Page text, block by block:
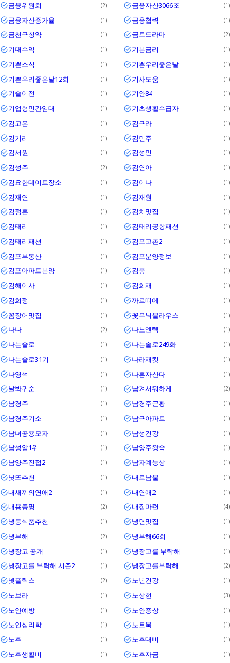
금융위원회 2 금융자산3066조 1
금융자산증가율 1 금융협력 1
금천구청약 1 금토드라마 2
기대수익 1 기본금리 1
기쁜소식 1 기쁜우리좋은날 1
기쁜우리좋은날12회 1 기사도움 1
기술이전 1 기안84 1
기업형민간임대 1 기초생활수급자 1
김고은 1 김구라 1
김기리 1 김민주 1
김서원 1 김성민 1
김성주 2 김연아 1
김요한데이트장소 1 김이나 1
김재연 1 김재원 1
김정훈 1 김치맛집 1
김태리 1 김태리공항패션 1
김태리패션 1 김포고촌2 1
김포부동산 1 김포분양정보 1
김포아파트분양 1 김풍 1
김해이사 1 김희재 1
김희정 1 까르띠에 1
꼼장어맛집 1 꽃무늬블라우스 1
나나 2 나노엔텍 1
나는솔로 1 나는솔로249화 1
나는솔로31기 1 나라재킷 1
나영석 1 나혼자산다 1
날봐귀순 1 남겨서뭐하게 2
남경주 1 남경주근황 1
남경주기소 1 남구아파트 1
남녀공용모자 1 남성건강 1
남성암1위 1 남양주왕숙 1
남양주진접2 1 남자예능상 1
낫또추천 1 내로남불 1
내새끼의연애2 1 내연애2 1
내용증명 2 내집마련 4
냉동식품추천 1 냉면맛집 1
냉부해 2 냉부해66회 1
냉장고 공개 1 냉장고를 부탁해 1
냉장고를 부탁해 시즌2 1 냉장고를부탁해 2
넷플릭스 2 노년건강 1
노브라 1 노상현 3
노안예방 1 노안증상 1
노인심리학 1 노트북 1
노후 1 노후대비 1
노후생활비 1 노후자금 1